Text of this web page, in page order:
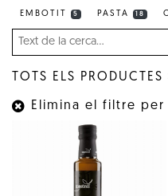
EMBOTIT 5 PASTA 18
TOTS ELS PRODUCTES
Elimina el filtre per